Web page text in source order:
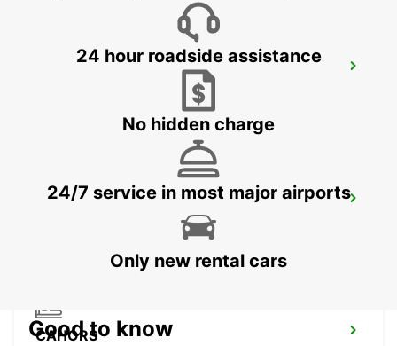
BERGERAC AIRPORT
CAHORS
24 hour roadside assistance
No hidden charge
24/7 service in most major airports
Only new rental cars
Good to know